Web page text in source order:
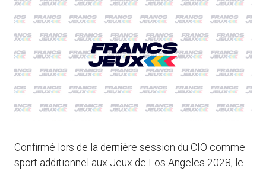
Confirmé lors de la dernière session du CIO comme
sport additionnel aux Jeux de Los Angeles 2028, le